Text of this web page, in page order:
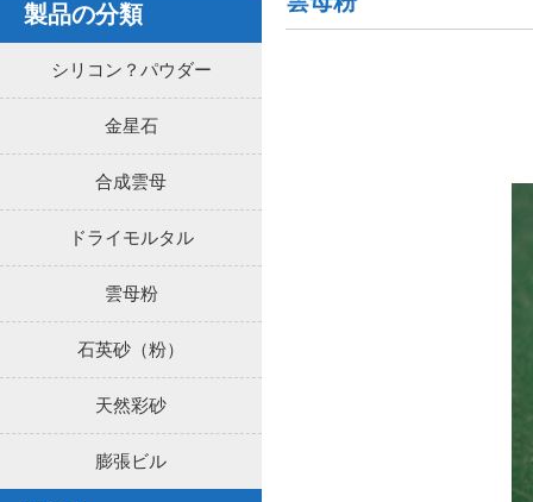
製品の分類
シリコン？パウダー
金星石
合成雲母
ドライモルタル
雲母粉
石英砂（粉）
天然彩砂
膨張ビル